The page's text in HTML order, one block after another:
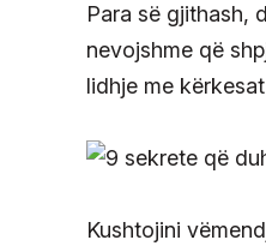
Para së gjithash,
nevojshme që
lidhje me
Kushtojini